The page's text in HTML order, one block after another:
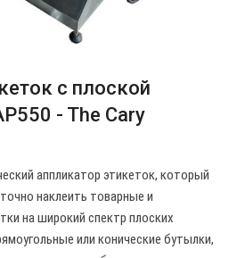
с плоской
- The Cary
аппликатор этикеток, который
наклеить товарные и
на широкий спектр плоских
или конические бутылки,